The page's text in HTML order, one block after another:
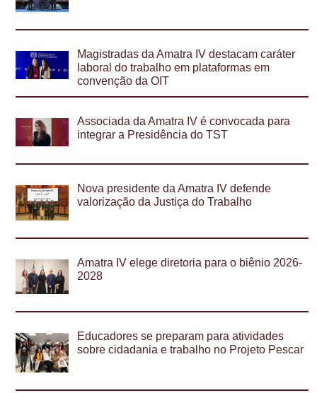
Magistradas da Amatra IV destacam caráter
laboral do trabalho em plataformas em
convenção da OIT
Associada da Amatra IV é convocada para
integrar a Presidência do TST
Nova presidente da Amatra IV defende
valorização da Justiça do Trabalho
Amatra IV elege diretoria para o biênio 2026-
2028
Educadores se preparam para atividades
sobre cidadania e trabalho no Projeto Pescar